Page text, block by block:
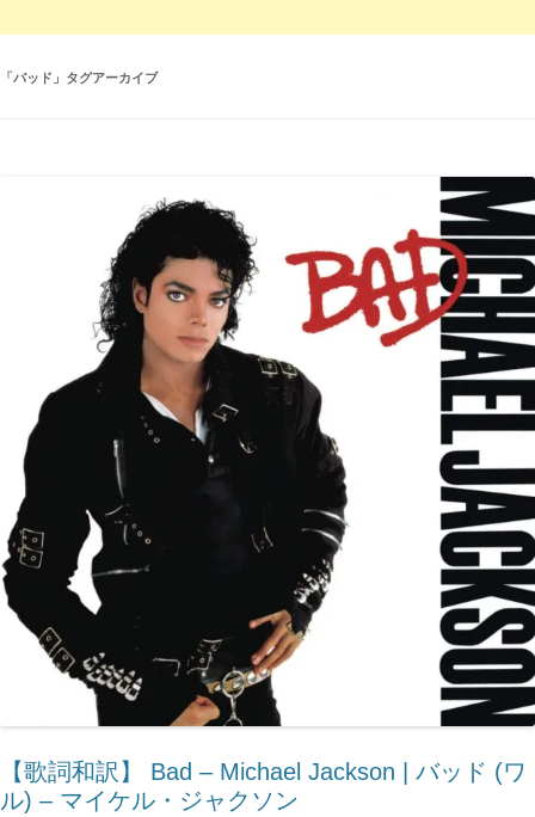
「バッド 」タグアーカイブ
【歌詞和訳】 Bad – Michael Jackson | バッド (ワ
ル) – マイケル・ジャクソン